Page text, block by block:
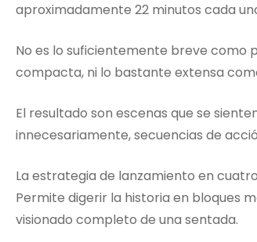
aproximadamente 22 minutos cada
No es lo suficientemente breve como
compacta, ni lo bastante extensa
El resultado son escenas que se
innecesariamente, secuencias de
La estrategia de lanzamiento en
Permite digerir la historia en bloques
visionado completo de una sentada.